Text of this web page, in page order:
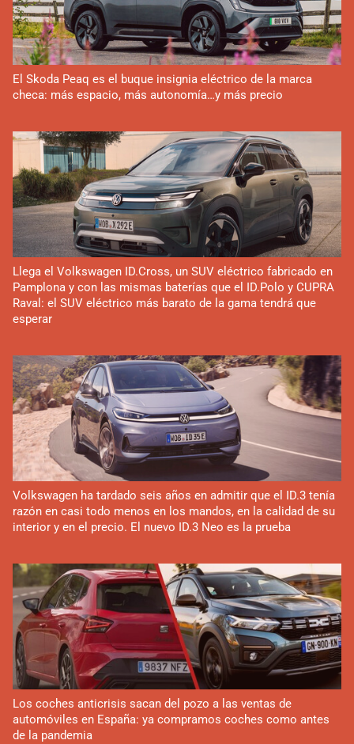
El Skoda Peaq es el buque insignia eléctrico de la marca
checa: más espacio, más autonomía…y más precio
Llega el Volkswagen ID.Cross, un SUV eléctrico fabricado en
Pamplona y con las mismas baterías que el ID.Polo y CUPRA
Raval: el SUV eléctrico más barato de la gama tendrá que
esperar
Volkswagen ha tardado seis años en admitir que el ID.3 tenía
razón en casi todo menos en los mandos, en la calidad de su
interior y en el precio. El nuevo ID.3 Neo es la prueba
Los coches anticrisis sacan del pozo a las ventas de
automóviles en España: ya compramos coches como antes
de la pandemia